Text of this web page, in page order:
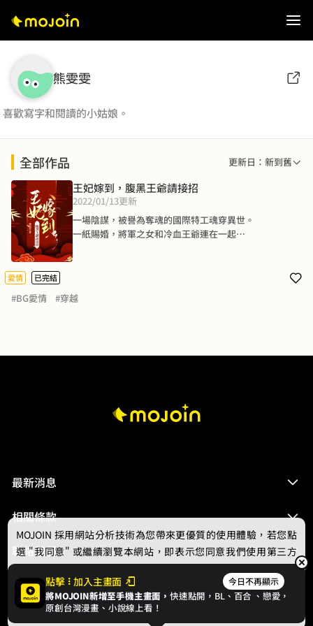
熊雯雯
喜歡寫字和閱讀的小姑娘。
全部作品 更新日：新到舊
王妃嫁到，腹黑王爺請接招
2022/01/13更新
一場陰謀，被譽為奪魂的國際特工魂穿異世。
一紙賜婚，將軍之女和冷血王爺連在一起
而當現代的特工穿到那個苦命的王妃身體時，一招催眠術
王妃苦命？
愛情 已完結
#BG愛情 #穿越
最新消息
相關條款
聯絡我們
© 2024 gamania Digital Entertainment Co., Ltd.
點擊 加入主畫面 今日不再顯示
將MOJOIN新增至手機主畫面，快速點開，BL、 百合 、戀愛，
原創台灣漫畫、小說線上看！
MOJOIN 採用網站分析技術為您帶來更優質的使用體驗，若您點
選 "我同意" 或繼續瀏覽本網站，即表示您同意我們使用第三方
Cookie，欲瞭解更多資訊請見隱私權政策。
我同意